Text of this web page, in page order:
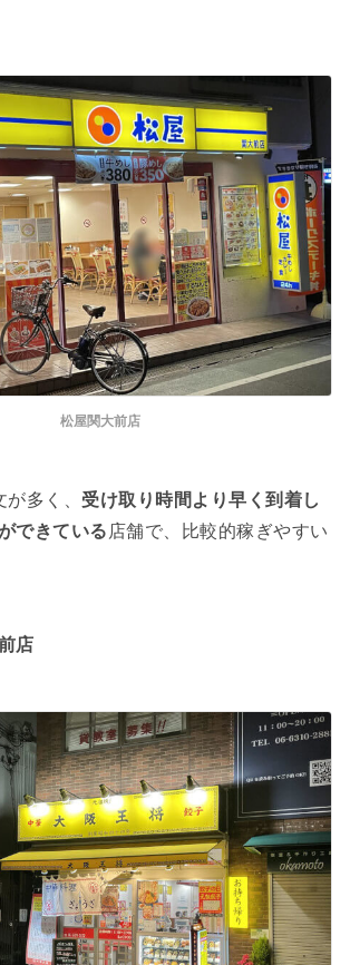
松屋関大前店
多く、 受け取り時間より早く到着し
できている店舗で、比較的稼ぎやすい
店